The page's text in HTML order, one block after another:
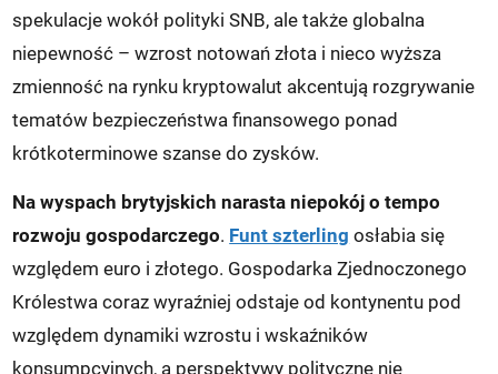
spekulacje wokół polityki SNB, ale także globalna
niepewność – wzrost notowań złota i nieco wyższa
zmienność na rynku kryptowalut akcentują rozgrywanie
tematów bezpieczeństwa finansowego ponad
krótkoterminowe szanse do zysków.
Na wyspach brytyjskich narasta niepokój o tempo
rozwoju gospodarczego. Funt szterling osłabia się
względem euro i złotego. Gospodarka Zjednoczonego
Królestwa coraz wyraźniej odstaje od kontynentu pod
względem dynamiki wzrostu i wskaźników
konsumpcyjnych, a perspektywy polityczne nie